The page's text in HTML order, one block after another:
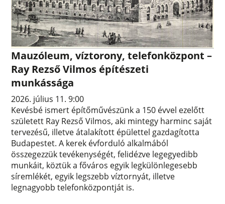
Mauzóleum, víztorony, telefonközpont –
Ray Rezső Vilmos építészeti
munkássága
2026. július 11. 9:00
Kevésbé ismert építőművészünk a 150 évvel ezelőtt
született Ray Rezső Vilmos, aki mintegy harminc saját
tervezésű, illetve átalakított épülettel gazdagította
Budapestet. A kerek évforduló alkalmából
összegezzük tevékenységét, felidézve legegyedibb
munkáit, köztük a főváros egyik legkülönlegesebb
síremlékét, egyik legszebb víztornyát, illetve
legnagyobb telefonközpontját is.